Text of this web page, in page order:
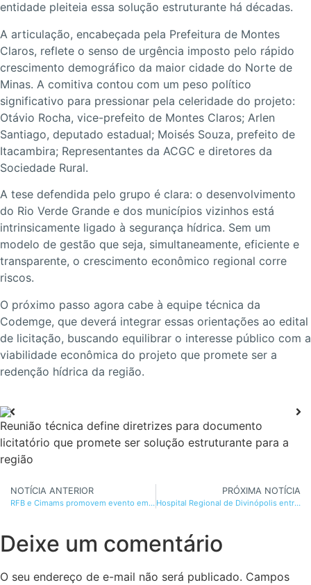
entidade pleiteia essa solução estruturante há décadas.
A articulação, encabeçada pela Prefeitura de Montes
Claros, reflete o senso de urgência imposto pelo rápido
crescimento demográfico da maior cidade do Norte de
Minas. A comitiva contou com um peso político
significativo para pressionar pela celeridade do projeto:
Otávio Rocha, vice-prefeito de Montes Claros; Arlen
Santiago, deputado estadual; Moisés Souza, prefeito de
Itacambira; Representantes da ACGC e diretores da
Sociedade Rural.
A tese defendida pelo grupo é clara: o desenvolvimento
do Rio Verde Grande e dos municípios vizinhos está
intrinsicamente ligado à segurança hídrica. Sem um
modelo de gestão que seja, simultaneamente, eficiente e
transparente, o crescimento econômico regional corre
riscos.
O próximo passo agora cabe à equipe técnica da
Codemge, que deverá integrar essas orientações ao edital
de licitação, buscando equilibrar o interesse público com a
viabilidade econômica do projeto que promete ser a
redenção hídrica da região.
Reunião técnica define diretrizes para documento
licitatório que promete ser solução estruturante para a
região
NOTÍCIA ANTERIOR
RFB e Cimams promovem evento em Pirapora sobre parcelamento de dívidas
PRÓXIMA NOTÍCIA
Hospital Regional de Divinópolis entregue
Deixe um comentário
O seu endereço de e-mail não será publicado. Campos